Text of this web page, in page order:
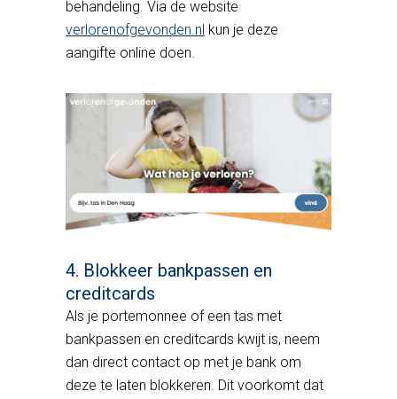
behandeling. Via de website
verlorenofgevonden.nl kun je deze
aangifte online doen.
4. Blokkeer bankpassen en
creditcards
Als je portemonnee of een tas met
bankpassen en creditcards kwijt is, neem
dan direct contact op met je bank om
deze te laten blokkeren. Dit voorkomt dat